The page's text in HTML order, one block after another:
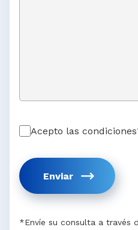
Acepto las
Enviar
*Envíe su consulta a través